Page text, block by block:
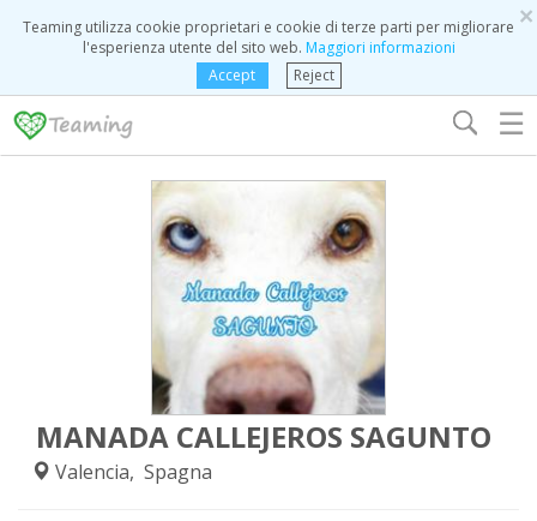
×
Teaming utilizza cookie proprietari e cookie di terze parti per migliorare
l'esperienza utente del sito web. Maggiori informazioni
Accept
Reject
☰
MANADA CALLEJEROS SAGUNTO
Valencia, Spagna